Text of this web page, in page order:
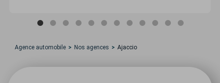
Agence automobile Nos agences Ajaccio